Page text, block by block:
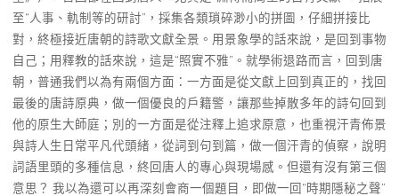
至“人事、軌制等的研討”，採集各類瑣碎渺小的拼圖，仔細拼接比
對，終極接近唐朝的詩歌文獻全景。用景象學的話來說，是回到事物
自己；用釋教的話來說，這是“照實不雅”。就學術退路而言，回到唐
朝，普通我們以為有兩個方面：一方面是從文獻上回到真正的，找回
最後的唐詩原典，做一個優良的戶籍警，讓那些掉散多年的詩句回到
他的原生大師庭；別的一方面是從注釋上追求原意，也重視汗青佈景
與詩人生日常平凡代頭緒，從詞到句到篇，做一個汗青的偵察，說明
詞語里頭的多種信息，終回唐人的專心與現場感。但還有沒有第三個
意思？ 我以為還可以再深刻會商一個題目，即做一回“時期隱秘之聲”